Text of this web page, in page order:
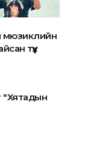
мюзиклийн
түүх
"Хятадын